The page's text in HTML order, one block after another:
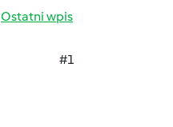
Ostatni wpis
#1